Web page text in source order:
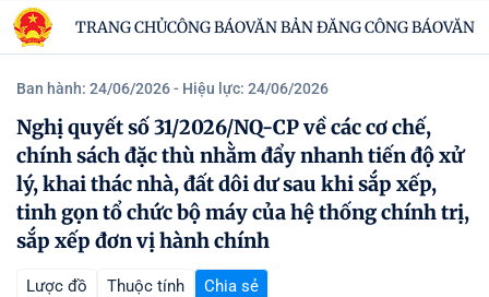
TRANG CHỦCÔNG BÁOVĂN BẢN ĐĂNG CÔNG BÁOVĂN
Ban hành: 24/06/2026- Hiệu lực: 24/06/2026
Nghị quyết số 31/2026/NQ-CP về các cơ chế,
chính sách đặc thù nhằm đẩy nhanh tiến độ xử
lý, khai thác nhà, đất dôi dư sau khi sắp xếp,
tinh gọn tổ chức bộ máy của hệ thống chính trị,
sắp xếp đơn vị hành chính
Lược đồ Thuộc tính Chia sẻ